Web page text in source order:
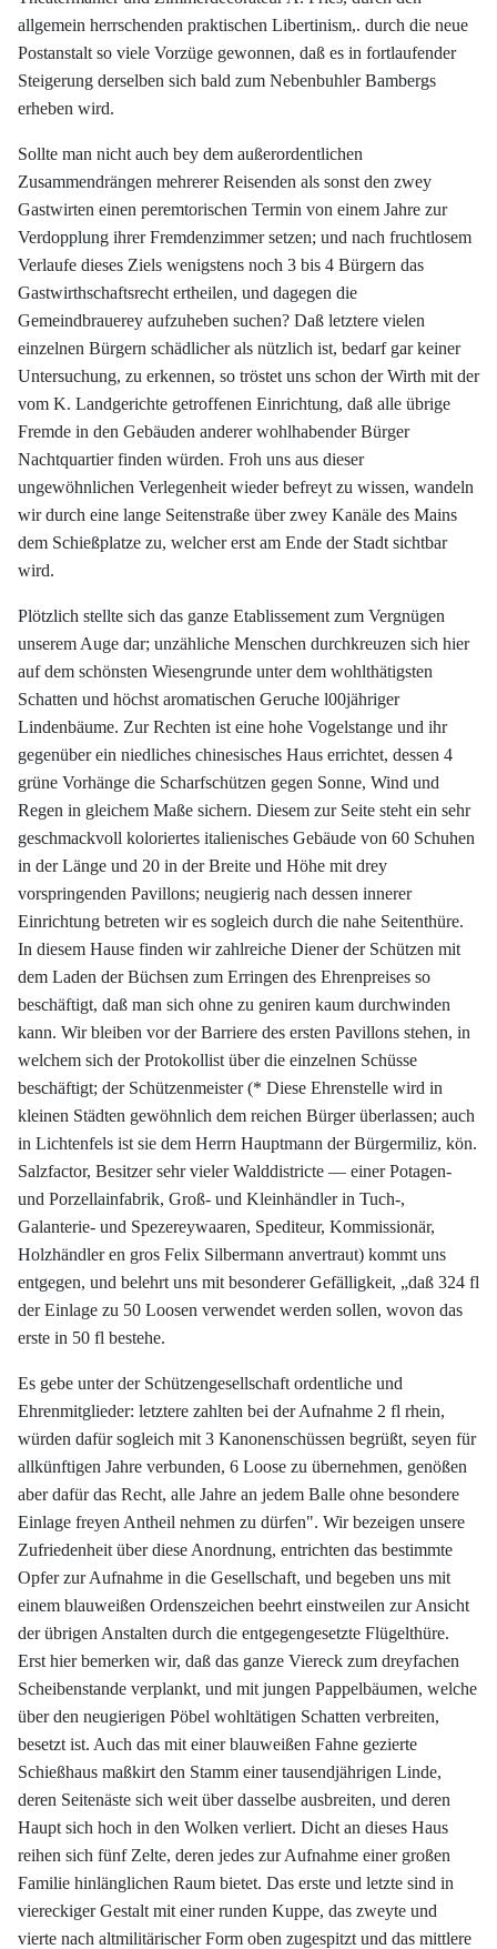
allgemein herrschenden praktischen Libertinism,. durch die neue
Postanstalt so viele Vorzüge gewonnen, daß es in fortlaufender
Steigerung derselben sich bald zum Nebenbuhler Bambergs
erheben wird.
Sollte man nicht auch bey dem außerordentlichen
Zusammendrängen mehrerer Reisenden als sonst den zwey
Gastwirten einen peremtorischen Termin von einem Jahre zur
Verdopplung ihrer Fremdenzimmer setzen; und nach fruchtlosem
Verlaufe dieses Ziels wenigstens noch 3 bis 4 Bürgern das
Gastwirthschaftsrecht ertheilen, und dagegen die
Gemeindbrauerey aufzuheben suchen? Daß letztere vielen
einzelnen Bürgern schädlicher als nützlich ist, bedarf gar keiner
Untersuchung, zu erkennen, so tröstet uns schon der Wirth mit der
vom K. Landgerichte getroffenen Einrichtung, daß alle übrige
Fremde in den Gebäuden anderer wohlhabender Bürger
Nachtquartier finden würden. Froh uns aus dieser
ungewöhnlichen Verlegenheit wieder befreyt zu wissen, wandeln
wir durch eine lange Seitenstraße über zwey Kanäle des Mains
dem Schießplatze zu, welcher erst am Ende der Stadt sichtbar
wird.
Plötzlich stellte sich das ganze Etablissement zum Vergnügen
unserem Auge dar; unzähliche Menschen durchkreuzen sich hier
auf dem schönsten Wiesengrunde unter dem wohlthätigsten
Schatten und höchst aromatischen Geruche l00jähriger
Lindenbäume. Zur Rechten ist eine hohe Vogelstange und ihr
gegenüber ein niedliches chinesisches Haus errichtet, dessen 4
grüne Vorhänge die Scharfschützen gegen Sonne, Wind und
Regen in gleichem Maße sichern. Diesem zur Seite steht ein sehr
geschmackvoll koloriertes italienisches Gebäude von 60 Schuhen
in der Länge und 20 in der Breite und Höhe mit drey
vorspringenden Pavillons; neugierig nach dessen innerer
Einrichtung betreten wir es sogleich durch die nahe Seitenthüre.
In diesem Hause finden wir zahlreiche Diener der Schützen mit
dem Laden der Büchsen zum Erringen des Ehrenpreises so
beschäftigt, daß man sich ohne zu geniren kaum durchwinden
kann. Wir bleiben vor der Barriere des ersten Pavillons stehen, in
welchem sich der Protokollist über die einzelnen Schüsse
beschäftigt; der Schützenmeister (* Diese Ehrenstelle wird in
kleinen Städten gewöhnlich dem reichen Bürger überlassen; auch
in Lichtenfels ist sie dem Herrn Hauptmann der Bürgermiliz, kön.
Salzfactor, Besitzer sehr vieler Walddistricte — einer Potagen-
und Porzellainfabrik, Groß- und Kleinhändler in Tuch-,
Galanterie- und Spezereywaaren, Spediteur, Kommissionär,
Holzhändler en gros Felix Silbermann anvertraut) kommt uns
entgegen, und belehrt uns mit besonderer Gefälligkeit, „daß 324 fl
der Einlage zu 50 Loosen verwendet werden sollen, wovon das
erste in 50 fl bestehe.
Es gebe unter der Schützengesellschaft ordentliche und
Ehrenmitglieder: letztere zahlten bei der Aufnahme 2 fl rhein,
würden dafür sogleich mit 3 Kanonenschüssen begrüßt, seyen für
allkünftigen Jahre verbunden, 6 Loose zu übernehmen, genößen
aber dafür das Recht, alle Jahre an jedem Balle ohne besondere
Einlage freyen Antheil nehmen zu dürfen". Wir bezeigen unsere
Zufriedenheit über diese Anordnung, entrichten das bestimmte
Opfer zur Aufnahme in die Gesellschaft, und begeben uns mit
einem blauweißen Ordenszeichen beehrt einstweilen zur Ansicht
der übrigen Anstalten durch die entgegengesetzte Flügelthüre.
Erst hier bemerken wir, daß das ganze Viereck zum dreyfachen
Scheibenstande verplankt, und mit jungen Pappelbäumen, welche
über den neugierigen Pöbel wohltätigen Schatten verbreiten,
besetzt ist. Auch das mit einer blauweißen Fahne gezierte
Schießhaus maßkirt den Stamm einer tausendjährigen Linde,
deren Seitenäste sich weit über dasselbe ausbreiten, und deren
Haupt sich hoch in den Wolken verliert. Dicht an dieses Haus
reihen sich fünf Zelte, deren jedes zur Aufnahme einer großen
Familie hinlänglichen Raum bietet. Das erste und letzte sind in
viereckiger Gestalt mit einer runden Kuppe, das zweyte und
vierte nach altmilitärischer Form oben zugespitzt und das mittlere